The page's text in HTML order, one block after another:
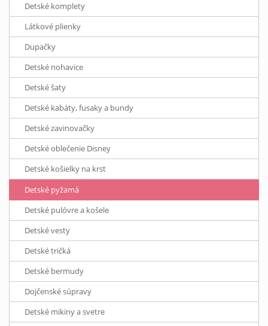
Detské komplety
Látkové plienky
Dupačky
Detské nohavice
Detské šaty
Detské kabáty, fusaky a bundy
Detské zavinovačky
Detské oblečenie Disney
Detské košielky na krst
Detské pyžamá
Detské pulóvre a košele
Detské vesty
Detské tričká
Detské bermudy
Dojčenské súpravy
Detské mikiny a svetre